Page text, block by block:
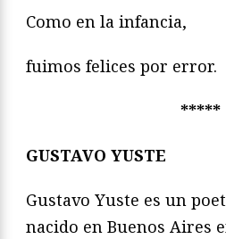
Como en la infancia,
fuimos felices por error.
*****
GUSTAVO YUSTE
Gustavo Yuste es un
nacido en Buenos Aires